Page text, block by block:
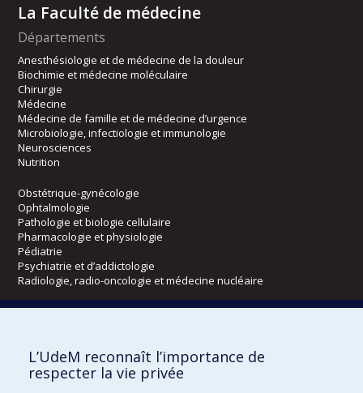
La Faculté de médecine
Départements
Anesthésiologie et de médecine de la douleur
Biochimie et médecine moléculaire
Chirurgie
Médecine
Médecine de famille et de médecine d’urgence
Microbiologie, infectiologie et immunologie
Neurosciences
Nutrition
Obstétrique-gynécologie
Ophtalmologie
Pathologie et biologie cellulaire
Pharmacologie et physiologie
Pédiatrie
Psychiatrie et d’addictologie
Radiologie, radio-oncologie et médecine nucléaire
Kinésiologie et des sciences de l’activité physique
Orthophonie et audiologie
L’UdeM reconnaît l’importance de
respecter la vie privée